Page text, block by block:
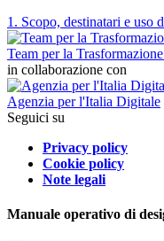
1. Scopo, destinatari e uso
Team per la
in collaborazione con
Agenzia per l'Italia Digitale
Seguici su
Privacy policy
Cookie policy
Note legali
Manuale operativo di